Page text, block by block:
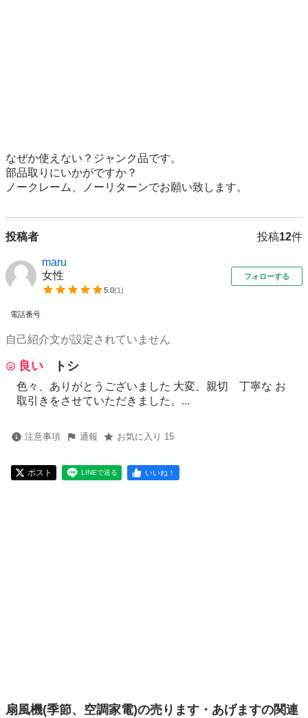
なぜか使えない？ジャンク品です。
部品取りにいかがですか？
ノークレーム、ノーリターンでお願い致します。
投稿者 投稿12件
maru
女性
5.0(1)
フォローする
電話番号
自己紹介文が設定されていません
良い トシ
色々、ありがとうございました 大変、親切 丁寧な お
取引きをさせていただきました。...
注意事項 通報 お気に入り 15
ポスト LINEで送る いいね！
扇風機(季節、空調家電)の売ります・あげますの関連